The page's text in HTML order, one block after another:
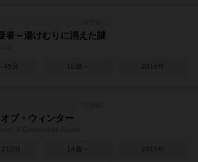
者～湯けむりに消えた謎
45分 10歳～ 2016年
ブ・ウィンター
分 14歳～ 2015年